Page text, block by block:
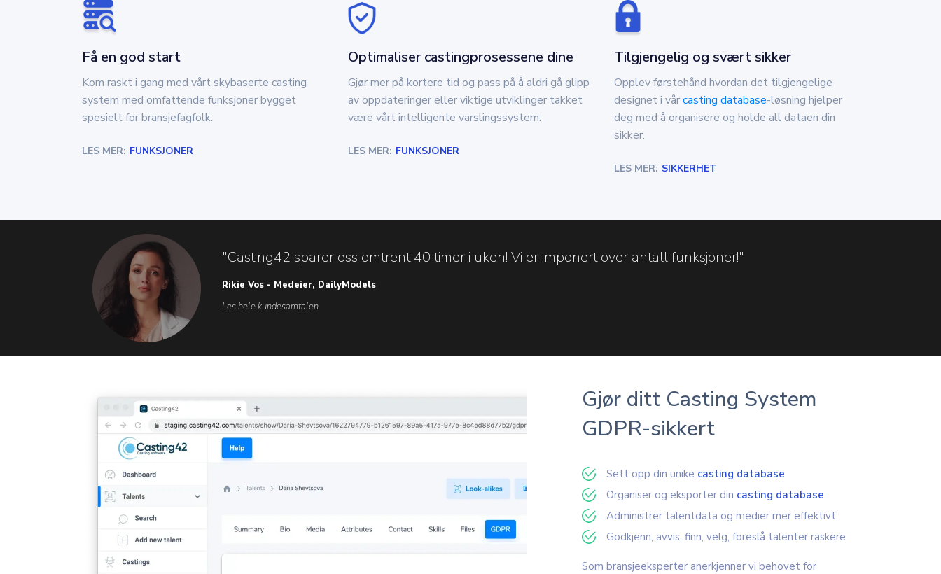
Få en god start
Kom raskt i gang med vårt skybaserte casting
system med omfattende funksjoner bygget
spesielt for bransjefagfolk.
LES MER: FUNKSJONER
Optimaliser castingprosessene dine
Gjør mer på kortere tid og pass på å aldri gå glipp
av oppdateringer eller viktige utviklinger takket
være vårt intelligente varslingssystem.
LES MER: FUNKSJONER
Tilgjengelig og svært sikker
Opplev førstehånd hvordan det tilgjengelige
designet i vårcasting database-løsning hjelper
deg med å organisere og holde all dataen din
sikker.
LES MER: SIKKERHET
"Casting42 sparer oss omtrent 40 timer i uken! Vi er imponert over antall funksjoner!"
Rikie Vos - Medeier, DailyModels
Les hele kundesamtalen
Gjør ditt Casting System
GDPR-sikkert
Sett opp din unike casting database
Organiser og eksporter din casting database
Administrer talentdata og medier mer effektivt
Godkjenn, avvis, finn, velg, foreslå talenter raskere
Som bransjeeksperter anerkjenner vi behovet for